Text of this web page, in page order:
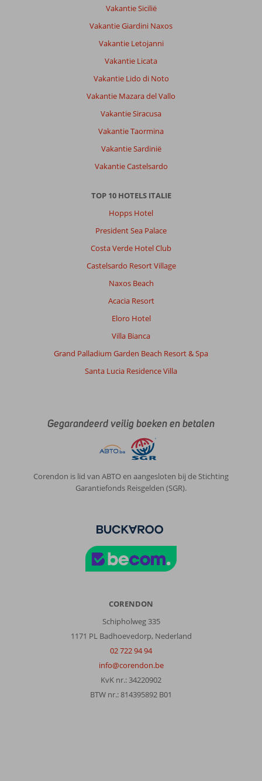
Vakantie Sicilië
Vakantie Giardini Naxos
Vakantie Letojanni
Vakantie Licata
Vakantie Lido di Noto
Vakantie Mazara del Vallo
Vakantie Siracusa
Vakantie Taormina
Vakantie Sardinië
Vakantie Castelsardo
TOP 10 HOTELS ITALIE
Hopps Hotel
President Sea Palace
Costa Verde Hotel Club
Castelsardo Resort Village
Naxos Beach
Acacia Resort
Eloro Hotel
Villa Bianca
Grand Palladium Garden Beach Resort & Spa
Santa Lucia Residence Villa
Gegarandeerd veilig boeken en betalen
Corendon is lid van ABTO en aangesloten bij de Stichting
Garantiefonds Reisgelden (SGR).
CORENDON
Schipholweg 335
1171 PL Badhoevedorp, Nederland
02 722 94 94
info@corendon.be
KvK nr.: 34220902
BTW nr.: 814395892 B01